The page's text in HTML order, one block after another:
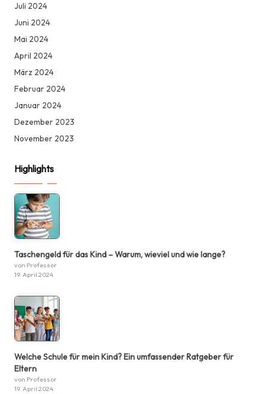
Juli 2024
Juni 2024
Mai 2024
April 2024
März 2024
Februar 2024
Januar 2024
Dezember 2023
November 2023
Highlights
Taschengeld für das Kind – Warum, wieviel und wie lange?
von Professor
19. April 2024
Welche Schule für mein Kind? Ein umfassender Ratgeber für
Eltern
von Professor
19. April 2024